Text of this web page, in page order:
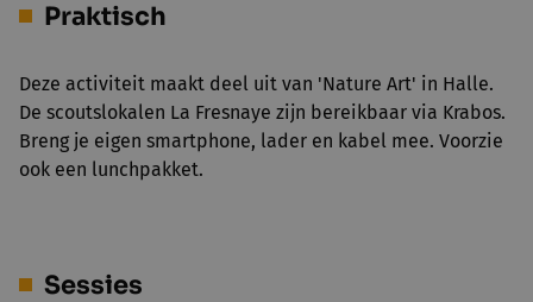
Praktisch
Deze activiteit maakt deel uit van 'Nature Art' in Halle.
De scoutslokalen La Fresnaye zijn bereikbaar via Krabos.
Breng je eigen smartphone, lader en kabel mee. Voorzie
ook een lunchpakket.
Sessies